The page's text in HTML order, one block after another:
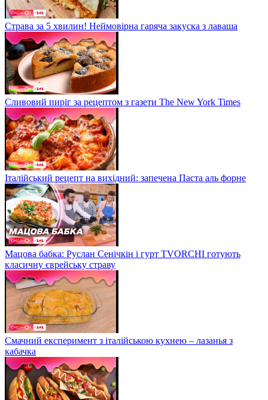
Страва за 5 хвилин! Неймовірна гаряча закуска з лаваша
Сливовий пиріг за рецептом з газети The New York Times
Італійський рецепт на вихідний: запечена Паста аль форне
Мацова бабка: Руслан Сенічкін і гурт TVORCHI готують
класичну єврейську страву
Смачний експеримент з італійською кухнею – лазанья з
кабачка